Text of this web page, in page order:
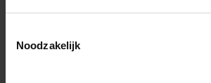
Noodzakelijk